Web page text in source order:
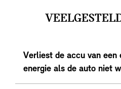
Verliest de accu van een
energie als de auto niet